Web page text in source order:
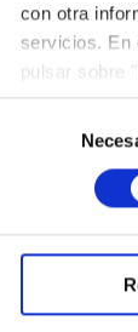
con otra
servicios. En
pulsar sobre
podrá
consentimiento
L.V.
J.S.
P.I.